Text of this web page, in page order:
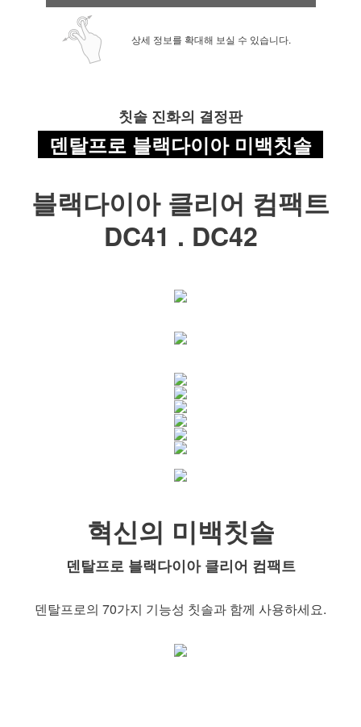
상세 정보를 확대해 보실 수 있습니다.
칫솔 진화의 결정판
덴탈프로 블랙다이아 미백칫솔
블랙다이아 클리어 컴팩트
DC41 . DC42
혁신의 미백칫솔
덴탈프로 블랙다이아 클리어 컴팩트
덴탈프로의 70가지 기능성 칫솔과 함께 사용하세요.